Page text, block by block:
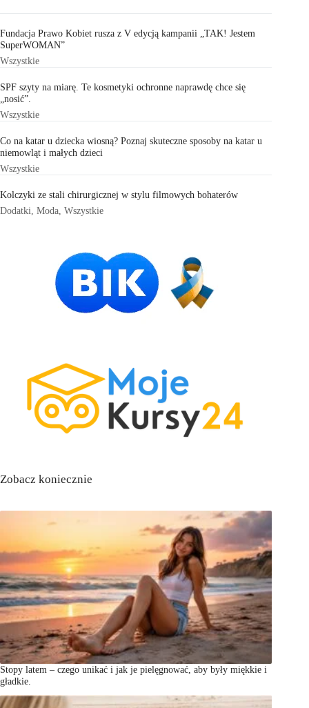
Fundacja Prawo Kobiet rusza z V edycją kampanii „TAK! Jestem
SuperWOMAN”
Wszystkie
SPF szyty na miarę. Te kosmetyki ochronne naprawdę chce się
„nosić”.
Wszystkie
Co na katar u dziecka wiosną? Poznaj skuteczne sposoby na katar u
niemowląt i małych dzieci
Wszystkie
Kolczyki ze stali chirurgicznej w stylu filmowych bohaterów
Dodatki Moda Wszystkie
Zobacz koniecznie
Stopy latem – czego unikać i jak je pielęgnować, aby były miękkie i
gładkie.